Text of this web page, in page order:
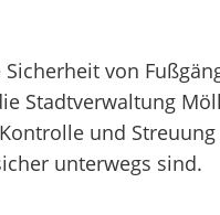
von
Stadtverwaltung
und Streuung
unterwegs sind.